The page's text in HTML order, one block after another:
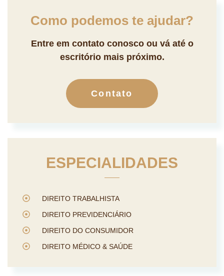
Como podemos te ajudar?
Entre em contato conosco ou vá até o
escritório mais próximo.
Contato
ESPECIALIDADES
DIREITO TRABALHISTA
DIREITO PREVIDENCIÁRIO
DIREITO DO CONSUMIDOR
DIREITO MÉDICO & SAÚDE